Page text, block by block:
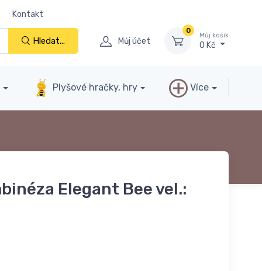
Kontakt
Hledat... Můj účet
0
Můj košík
0 Kč
Plyšové hračky, hry Více
Elegant Bee vel.: